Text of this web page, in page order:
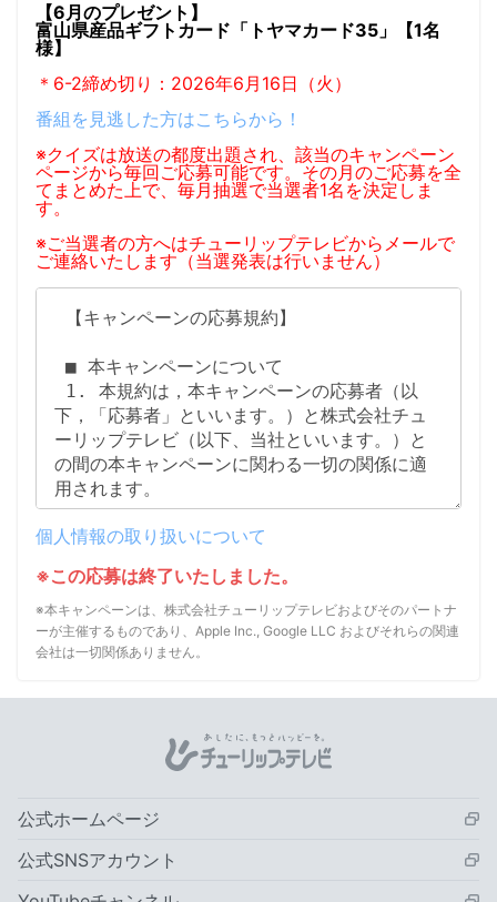
【6月のプレゼント】
富山県産品ギフトカード「トヤマカード35」【1名
様】
＊6-2締め切り：2026年6月16日（火）
番組を見逃した方はこちらから！
※クイズは放送の都度出題され、該当のキャンペーン
ページから毎回ご応募可能です。その月のご応募を全
てまとめた上で、毎月抽選で当選者1名を決定しま
す。
※ご当選者の方へはチューリップテレビからメールで
ご連絡いたします（当選発表は行いません）
個人情報の取り扱いについて
※この応募は終了いたしました。
※本キャンペーンは、株式会社チューリップテレビおよびそのパートナ
ーが主催するものであり、Apple Inc., Google LLC およびそれらの関連
会社は一切関係ありません。
公式ホームページ
公式SNSアカウント